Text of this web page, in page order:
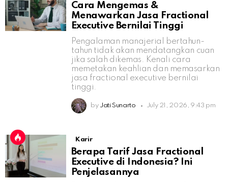
Cara Mengemas &
Menawarkan Jasa Fractional
Executive Bernilai Tinggi
Pengalaman manajerial bertahun-
tahun tidak akan mendatangkan cuan
jika salah dikemas. Kenali cara
memetakan keahlian dan memasarkan
jasa fractional executive bernilai
tinggi.
by Jati Sunarto July 21, 2026, 9:43 pm
Karir
Berapa Tarif Jasa Fractional
Executive di Indonesia? Ini
Penjelasannya